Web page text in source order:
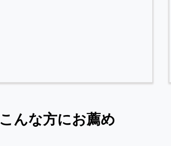
こんな方にお薦め